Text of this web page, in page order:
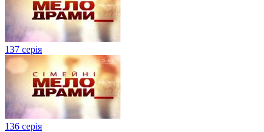
137 серія
136 серія